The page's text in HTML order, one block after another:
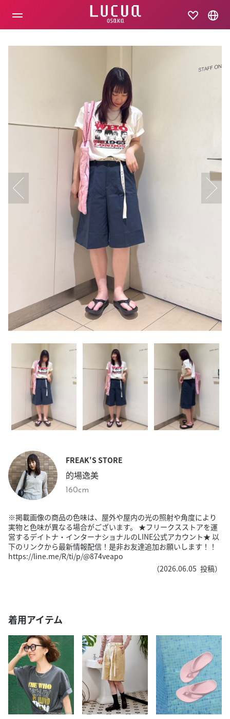
FREAK'S STORE
的場逸美
160cm
※掲載画像の商品の色味は、屋外や屋内の光の照射や角度により
実物と色味が異なる場合がございます。 ★フリークスストアを運
営するデイトナ・インターナショナルのLINE公式アカウント★ 以
下のリンクから最新情報配信！是非お友達追加お願いします！！
https://line.me/R/ti/p/@874veapo
（2026.06.05 投稿）
着用アイテム